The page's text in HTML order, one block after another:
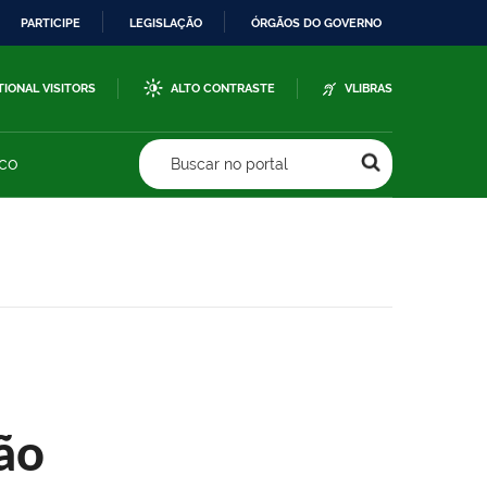
PARTICIPE LEGISLAÇÃO ÓRGÃOS DO GOVERNO
VISITORS ALTO CONTRASTE VLIBRAS
Buscar no portal